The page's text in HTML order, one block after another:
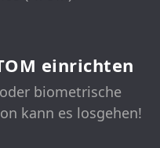
einrichten
biometrische
kann es losgehen!